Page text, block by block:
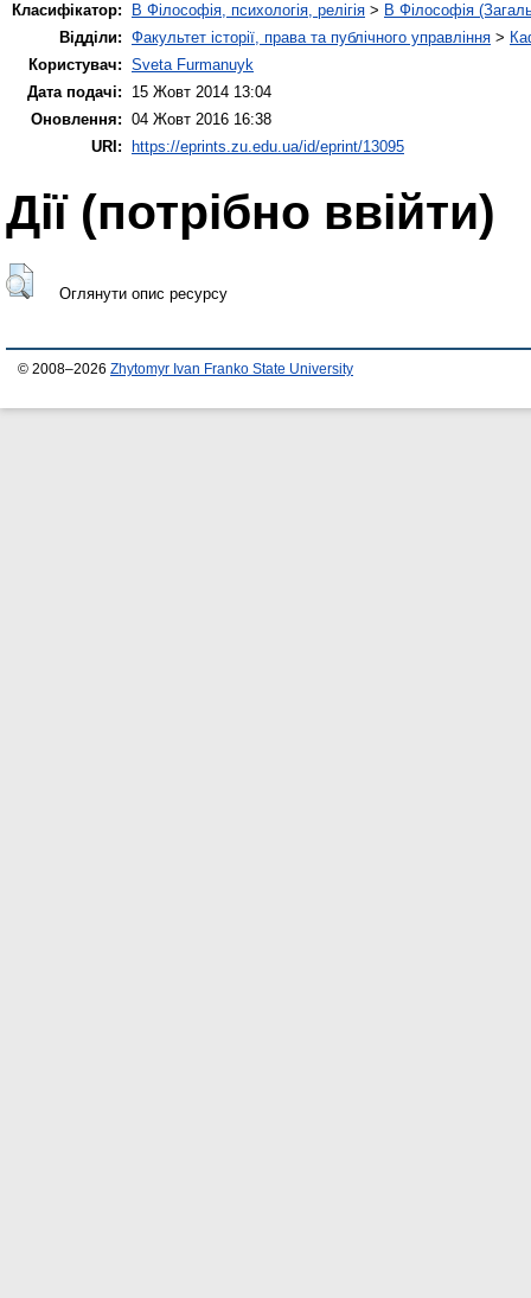
Класифікатор:
B Філософія, психологія, релігія > B Філософія
Відділи: Факультет історії, права та публічного управління >
Користувач: Sveta Furmanuyk
Дата подачі:
15 Жовт 2014 13:04
Оновлення: 04 Жовт 2016 16:38
URI:
https://eprints.zu.edu.ua/id/eprint/13095
Дії ​​(потрібно ввійти)
Оглянути опис ресурсу
© 2008–2026 Zhytomyr Ivan Franko State University